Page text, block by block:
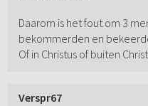
Daarom is het fout om 3
bekommerden en
Of in Christus of buiten
Verspr67